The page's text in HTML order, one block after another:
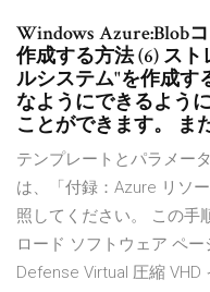
Windows Azure:Blob
作成する方法 (6) ス
ルシステム"を作成す
なようにできるよう
ことができます。 ま
テンプレートとパラメー
は、「付録：Azure リソ
照してください。 この手
ロード ソフトウェア ペ
Defense Virtual 圧縮